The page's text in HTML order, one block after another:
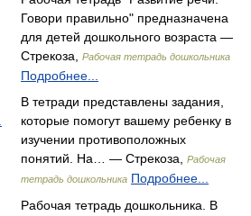
Говори правильно" предназначена
для детей дошкольного возраста —
Стрекоза,
Рабочая тетрадь дошкольника
Подробнее...
В тетради представлены задания,
которые помогут вашему ребенку в
изучении противоположных
понятий. На… — Стрекоза,
Рабочая
тетрадь дошкольника Подробнее...
Рабочая тетрадь дошкольника. В